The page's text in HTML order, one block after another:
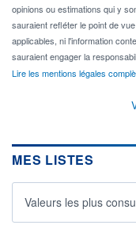
opinions ou estimations qui y
sauraient refléter le point de
applicables, ni l'information
sauraient engager la
Lire les mentions légales
MES LISTES
Valeurs les plus